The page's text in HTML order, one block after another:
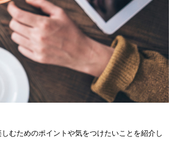
むためのポイントや気をつけたいことを紹介し